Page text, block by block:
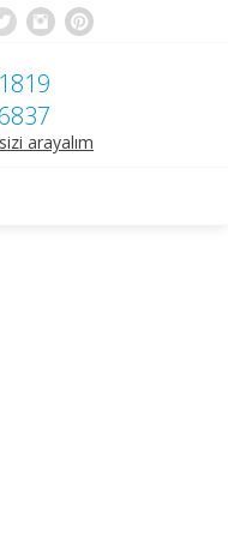
arayalım